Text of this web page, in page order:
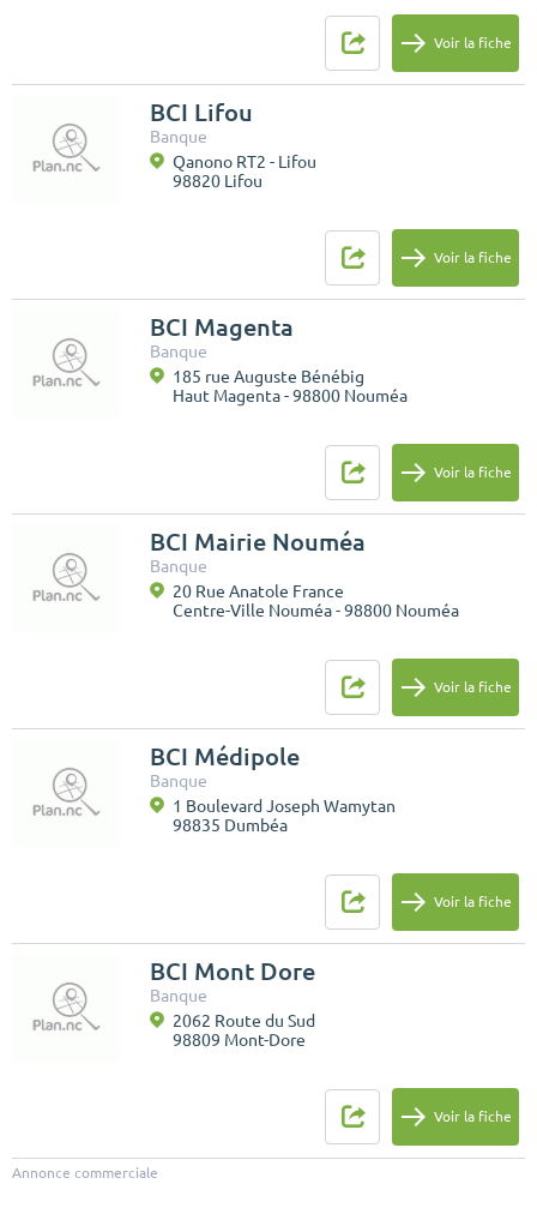
Voir la fiche
BCI Lifou
Banque
Qanono RT2 - Lifou
98820 Lifou
Voir la fiche
BCI Magenta
Banque
185 rue Auguste Bénébig
Haut Magenta - 98800 Nouméa
Voir la fiche
BCI Mairie Nouméa
Banque
20 Rue Anatole France
Centre-Ville Nouméa - 98800 Nouméa
Voir la fiche
BCI Médipole
Banque
1 Boulevard Joseph Wamytan
98835 Dumbéa
Voir la fiche
BCI Mont Dore
Banque
2062 Route du Sud
98809 Mont-Dore
Voir la fiche
Annonce commerciale